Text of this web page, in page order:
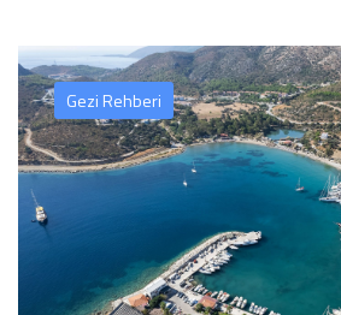
Gezi Rehberi